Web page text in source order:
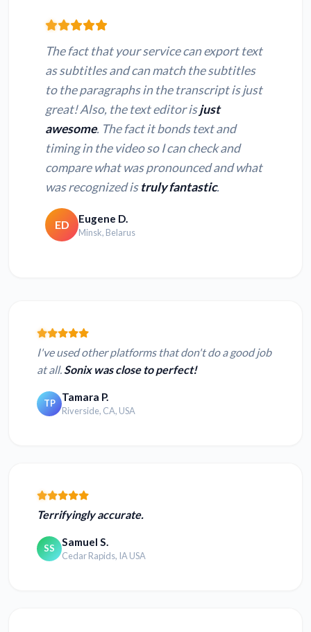
The fact that your service can export text
as subtitles and can match the subtitles
to the paragraphs in the transcript is just
great! Also, the text editor isjust
awesome. The fact it bonds text and
timing in the video so I can check and
compare what was pronounced and what
was recognized istruly fantastic.
ED Eugene D.
Minsk, Belarus
I've used other platforms that don't do a good job
at all.Sonix was close to perfect!
TP Tamara P.
Riverside, CA, USA
Terrifyingly accurate.
SS Samuel S.
Cedar Rapids, IA USA